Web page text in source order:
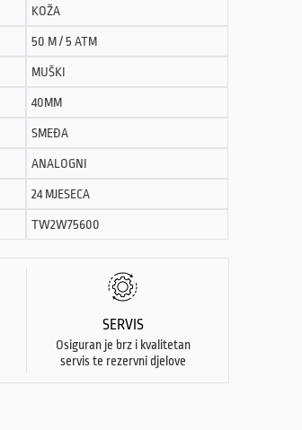
KOŽA
50 M / 5 ATM
MUŠKI
40MM
SMEĐA
ANALOGNI
24 MJESECA
TW2W75600
SERVIS
Osiguran je brz i kvalitetan
servis te rezervni djelove